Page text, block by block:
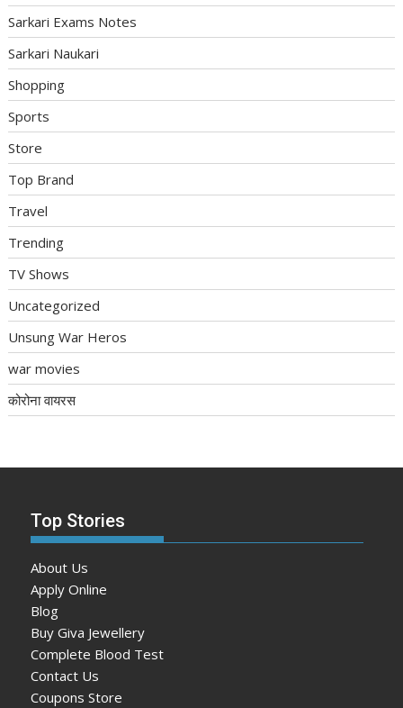
Sarkari Exams Notes
Sarkari Naukari
Shopping
Sports
Store
Top Brand
Travel
Trending
TV Shows
Uncategorized
Unsung War Heros
war movies
कोरोना वायरस
Top Stories
About Us
Apply Online
Blog
Buy Giva Jewellery
Complete Blood Test
Contact Us
Coupons Store